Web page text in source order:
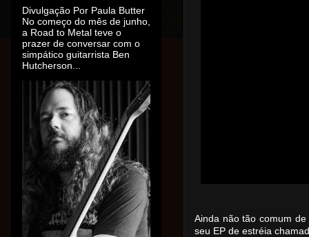
Ainda não tão comum
seu EP de estréia
Divulgação Por Paula Butter
No começo do mês de junho,
a Road to Metal teve o
prazer de conversar com o
simpático guitarrista Ben
Hutcherson...